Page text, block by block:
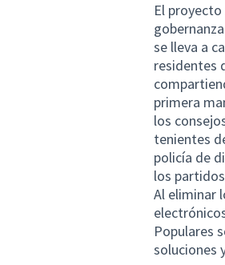
El
se lleva a
residentes
primera
los
tenientes
policía de
los
Al eliminar
Populares
soluciones